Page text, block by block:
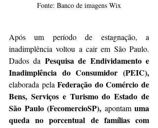
Fonte: Banco de imagens Wix
Após um período de estagnação, a
inadimplência voltou a cair em São Paulo.
Dados da Pesquisa de Endividamento e
elaborada pela Federação do Comércio de
Bens, Serviços e Turismo do Estado de
São Paulo (FecomercioSP), apontam uma
queda no porcentual de famílias com